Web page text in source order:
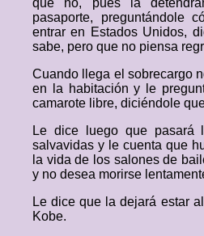
que no, pues la
pasaporte, preguntándole
entrar en Estados Unidos,
sabe, pero que no piensa
Cuando llega el sobrecargo
en la habitación y le
camarote libre, diciéndole
Le dice luego que pasará
salvavidas y le cuenta que
la vida de los salones de
y no desea morirse
Le dice que la dejará estar
Kobe.